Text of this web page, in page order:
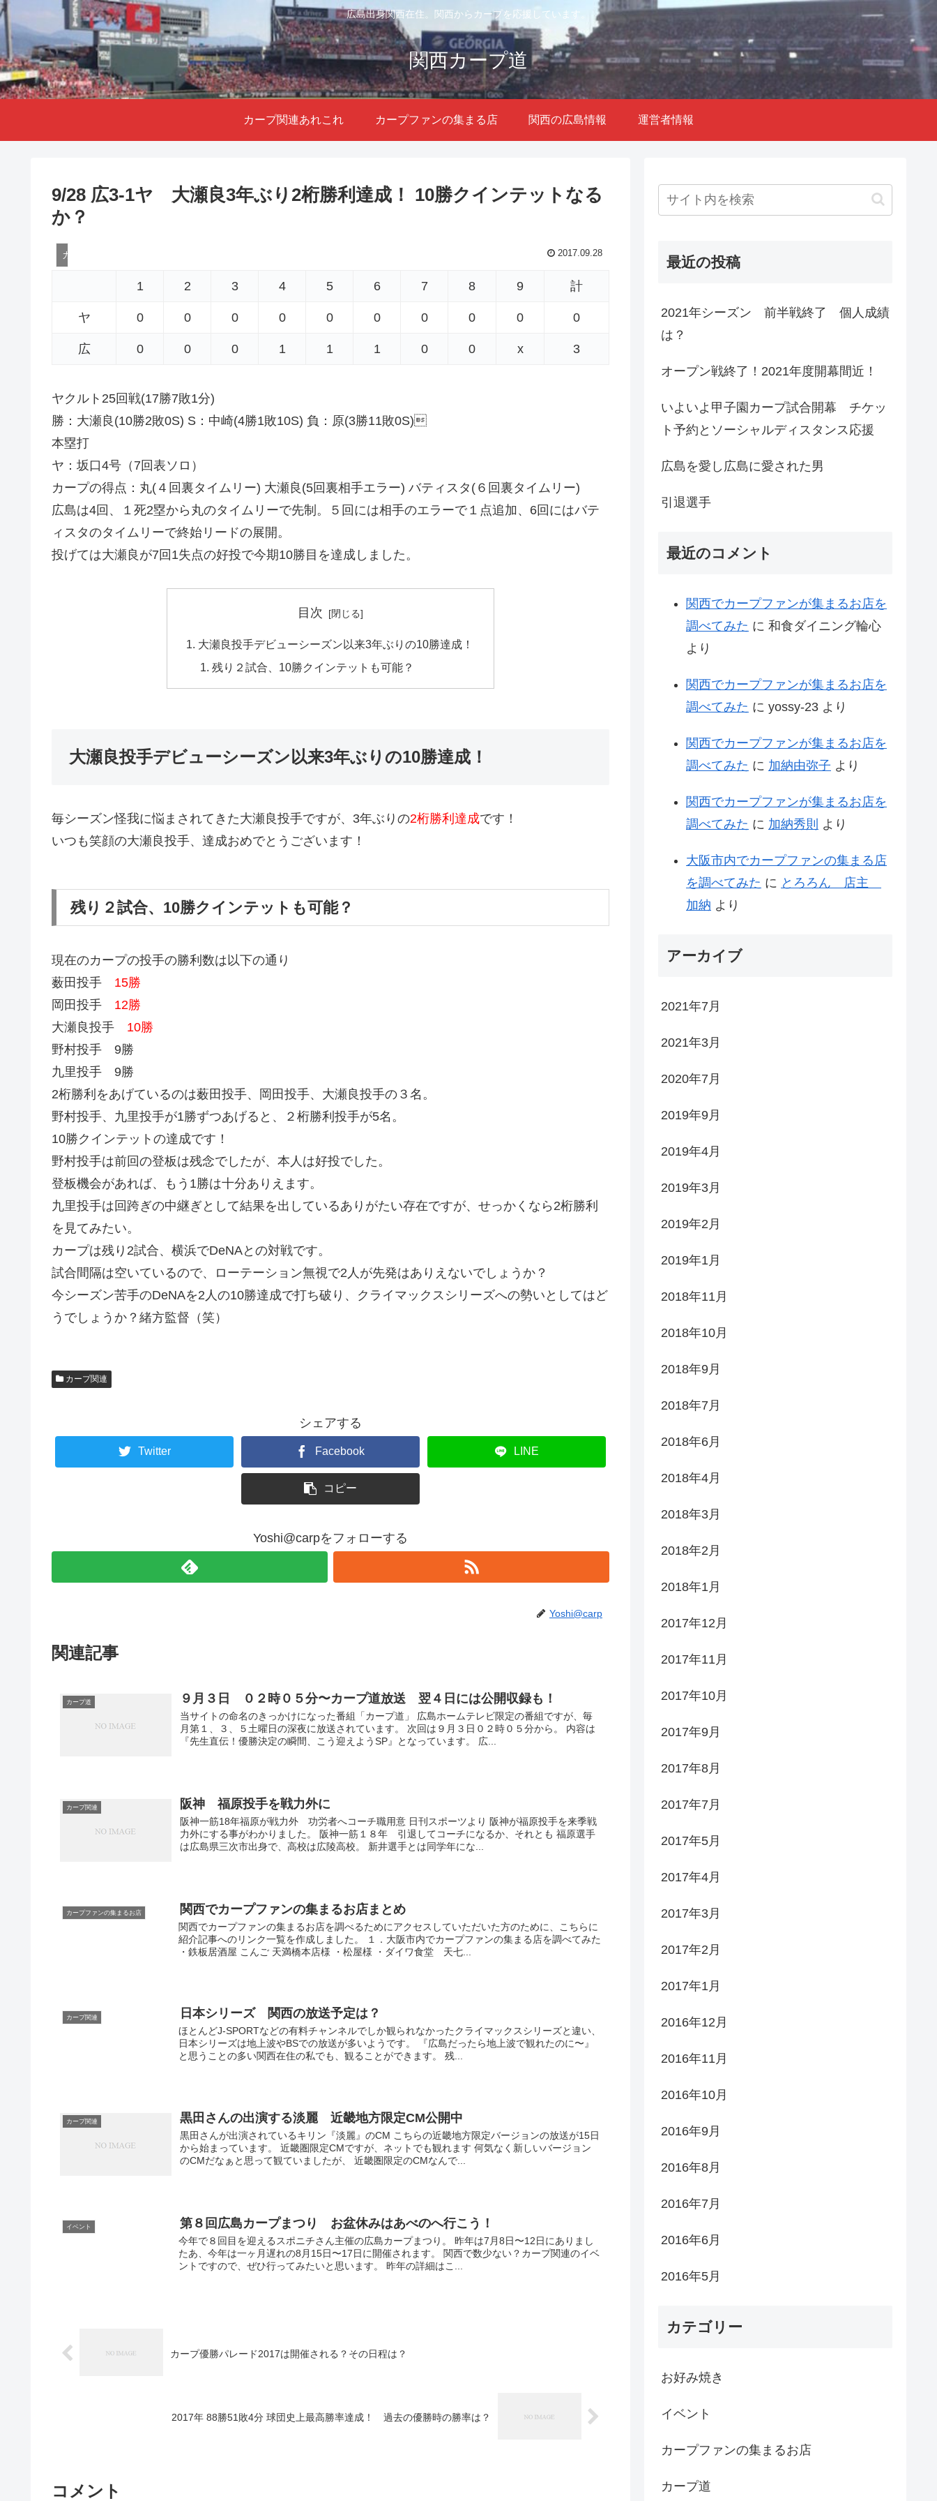
広島出身関西在住。関西からカープを応援しています。
関西カープ道
カープ関連あれこれ カープファンの集まる店 関西の広島情報 運営者情報
9/28 広3-1ヤ 大瀬良3年ぶり2桁勝利達成！ 10勝クインテットなる
か？
カープ関連 2017.09.28
1 2 3 4 5 6 7 8 9 計
ヤ 0 0 0 0 0 0 0 0 0 0
広 0 0 0 1 1 1 0 0 x 3
ヤクルト25回戦(17勝7敗1分)
勝：大瀬良(10勝2敗0S) S：中崎(4勝1敗10S) 負：原(3勝11敗0S)
本塁打
ヤ：坂口4号（7回表ソロ）
カープの得点：丸(４回裏タイムリー) 大瀬良(5回裏相手エラー) バティスタ(６回裏タイムリー)
広島は4回、１死2塁から丸のタイムリーで先制。５回には相手のエラーで１点追加、6回にはバテ
ィスタのタイムリーで終始リードの展開。
投げては大瀬良が7回1失点の好投で今期10勝目を達成しました。
目次
大瀬良投手デビューシーズン以来3年ぶりの10勝達成！
残り２試合、10勝クインテットも可能？
大瀬良投手デビューシーズン以来3年ぶりの10勝達成！
毎シーズン怪我に悩まされてきた大瀬良投手ですが、3年ぶりの2桁勝利達成です！
いつも笑顔の大瀬良投手、達成おめでとうございます！
残り２試合、10勝クインテットも可能？
現在のカープの投手の勝利数は以下の通り
薮田投手 15勝
岡田投手 12勝
大瀬良投手 10勝
野村投手 9勝
九里投手 9勝
2桁勝利をあげているのは薮田投手、岡田投手、大瀬良投手の３名。
野村投手、九里投手が1勝ずつあげると、２桁勝利投手が5名。
10勝クインテットの達成です！
野村投手は前回の登板は残念でしたが、本人は好投でした。
登板機会があれば、もう1勝は十分ありえます。
九里投手は回跨ぎの中継ぎとして結果を出しているありがたい存在ですが、せっかくなら2桁勝利
を見てみたい。
カープは残り2試合、横浜でDeNAとの対戦です。
試合間隔は空いているので、ローテーション無視で2人が先発はありえないでしょうか？
今シーズン苦手のDeNAを2人の10勝達成で打ち破り、クライマックスシリーズへの勢いとしてはど
うでしょうか？緒方監督（笑）
カープ関連
シェアする
Twitter Facebook LINE
コピー
Yoshi@carpをフォローする
Yoshi@carp
関連記事
カープ道 ９月３日 ０２時０５分〜カープ道放送 翌４日には公開収録も！
当サイトの命名のきっかけになった番組「カープ道」 広島ホームテレビ限定の番組ですが、毎
月第１、３、５土曜日の深夜に放送されています。 次回は９月３日０２時０５分から。 内容は
『先生直伝！優勝決定の瞬間、こう迎えようSP』となっています。 広...
カープ関連 阪神 福原投手を戦力外に
阪神一筋18年福原が戦力外 功労者へコーチ職用意 日刊スポーツより 阪神が福原投手を来季戦
力外にする事がわかりました。 阪神一筋１８年 引退してコーチになるか、それとも 福原選手
は広島県三次市出身で、高校は広陵高校。 新井選手とは同学年にな...
カープファンの集まるお店 関西でカープファンの集まるお店まとめ
関西でカープファンの集まるお店を調べるためにアクセスしていただいた方のために、こちらに
紹介記事へのリンク一覧を作成しました。 １．大阪市内でカープファンの集まる店を調べてみた
・鉄板居酒屋 こんご 天満橋本店様 ・松屋様 ・ダイワ食堂 天七...
カープ関連 日本シリーズ 関西の放送予定は？
ほとんどJ-SPORTなどの有料チャンネルでしか観られなかったクライマックスシリーズと違い、
日本シリーズは地上波やBSでの放送が多いようです。 『広島だったら地上波で観れたのに〜』
と思うことの多い関西在住の私でも、観ることができます。 残...
カープ関連 黒田さんの出演する淡麗 近畿地方限定CM公開中
黒田さんが出演されているキリン『淡麗』のCM こちらの近畿地方限定バージョンの放送が15日
から始まっています。 近畿圏限定CMですが、ネットでも観れます 何気なく新しいバージョン
のCMだなぁと思って観ていましたが、 近畿圏限定のCMなんで...
イベント 第８回広島カープまつり お盆休みはあべのへ行こう！
今年で８回目を迎えるスポニチさん主催の広島カープまつり。 昨年は7月8日〜12日にありまし
たあ、今年は一ヶ月遅れの8月15日〜17日に開催されます。 関西で数少ない？カープ関連のイベ
ントですので、ぜひ行ってみたいと思います。 昨年の詳細はこ...
カープ優勝パレード2017は開催される？その日程は？
2017年 88勝51敗4分 球団史上最高勝率達成！ 過去の優勝時の勝率は？
コメント
最近の投稿
2021年シーズン 前半戦終了 個人成績
は？
オープン戦終了！2021年度開幕間近！
いよいよ甲子園カープ試合開幕 チケッ
ト予約とソーシャルディスタンス応援
広島を愛し広島に愛された男
引退選手
最近のコメント
関西でカープファンが集まるお店を
調べてみた に 和食ダイニング輪心
より
関西でカープファンが集まるお店を
調べてみた に yossy-23 より
関西でカープファンが集まるお店を
調べてみた に 加納由弥子 より
関西でカープファンが集まるお店を
調べてみた に 加納秀則 より
大阪市内でカープファンの集まる店
を調べてみた に とろろん 店主
加納 より
アーカイブ
2021年7月
2021年3月
2020年7月
2019年9月
2019年4月
2019年3月
2019年2月
2019年1月
2018年11月
2018年10月
2018年9月
2018年7月
2018年6月
2018年4月
2018年3月
2018年2月
2018年1月
2017年12月
2017年11月
2017年10月
2017年9月
2017年8月
2017年7月
2017年5月
2017年4月
2017年3月
2017年2月
2017年1月
2016年12月
2016年11月
2016年10月
2016年9月
2016年8月
2016年7月
2016年6月
2016年5月
カテゴリー
お好み焼き
イベント
カープファンの集まるお店
カープ道